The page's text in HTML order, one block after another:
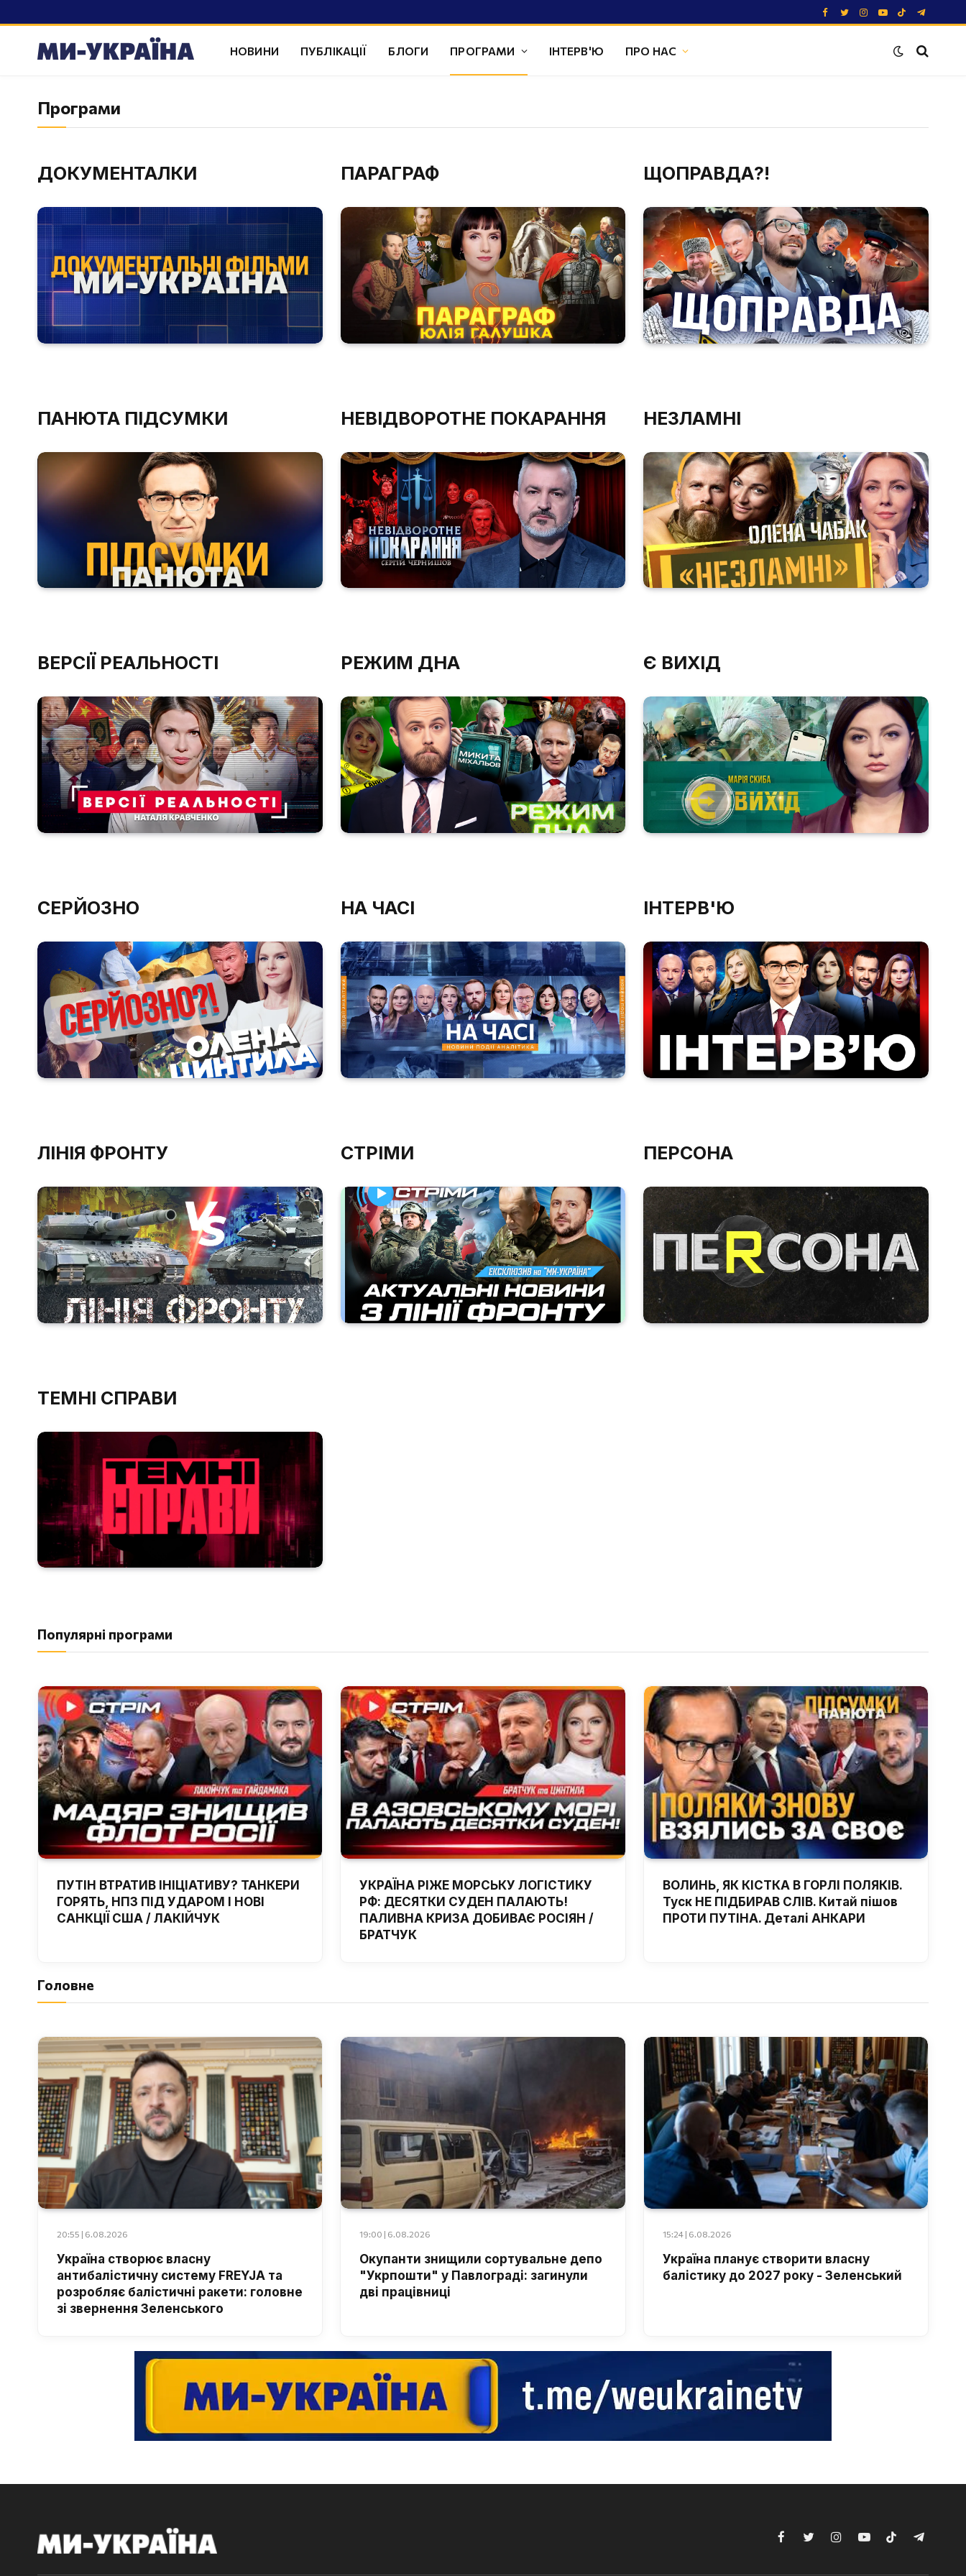
Facebook
TwitterInstagram
YouTube
TikTokTelegram
НОВИНИ ПУБЛІКАЦІЇ БЛОГИ ПРОГРАМИ ІНТЕРВ'Ю ПРО НАС
Програми
ДОКУМЕНТАЛКИ ПАРАГРАФ ЩОПРАВДА?!
ПАНЮТА ПІДСУМКИ НЕВІДВОРОТНЕ ПОКАРАННЯ НЕЗЛАМНІ
ВЕРСІЇ РЕАЛЬНОСТІ РЕЖИМ ДНА Є ВИХІД
СЕРЙОЗНО НА ЧАСІ ІНТЕРВ'Ю
ЛІНІЯ ФРОНТУ СТРІМИ ПЕРСОНА
ТЕМНІ СПРАВИ
Популярні програми
ПУТІН ВТРАТИВ ІНІЦІАТИВУ? ТАНКЕРИ
ГОРЯТЬ, НПЗ ПІД УДАРОМ І НОВІ
САНКЦІЇ США / ЛАКІЙЧУК
УКРАЇНА РІЖЕ МОРСЬКУ ЛОГІСТИКУ
РФ: ДЕСЯТКИ СУДЕН ПАЛАЮТЬ!
ПАЛИВНА КРИЗА ДОБИВАЄ РОСІЯН /
БРАТЧУК
ВОЛИНЬ, ЯК КІСТКА В ГОРЛІ ПОЛЯКІВ.
Туск НЕ ПІДБИРАВ СЛІВ. Китай пішов
ПРОТИ ПУТІНА. Деталі АНКАРИ
Головне
20:55 | 6.08.2026
Україна створює власну
антибалістичну систему FREYJA та
розробляє балістичні ракети: головне
зі звернення Зеленського
19:00 | 6.08.2026
Окупанти знищили сортувальне депо
"Укрпошти" у Павлограді: загинули
дві працівниці
15:24 | 6.08.2026
Україна планує створити власну
балістику до 2027 року - Зеленський
FacebookTwitterInstagramYouTubeTikTokTelegram